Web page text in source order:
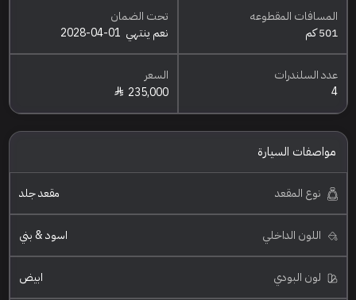
المسافات المقطوعه
501 كم
تحت الضمان
نعم ينتهي 2028-04-01
عدد السلندرات
4
السعر
235,000
مواصفات السيارة
نوع المقعد مقعد جلد
اللون الداخلي اسود & بني
لون البودي ابيض